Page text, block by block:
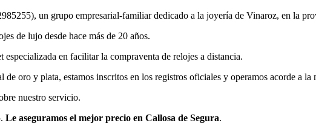
un grupo empresarial-familiar dedicado a la joyería de Vinaroz, en la
de lujo desde hace más de 20 años.
especializada en facilitar la compraventa de relojes a distancia.
oro y plata, estamos inscritos en los registros oficiales y operamos acorde a la
nuestro servicio.
Le aseguramos el mejor precio en Callosa de Segura.